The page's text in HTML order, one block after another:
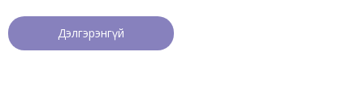
Дэлгэрэнгүй